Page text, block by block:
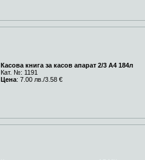
Касова книга за касов апарат 2/3 A4 184л
Кат. №: 1191
Цена: 7.00 лв./3.58 €